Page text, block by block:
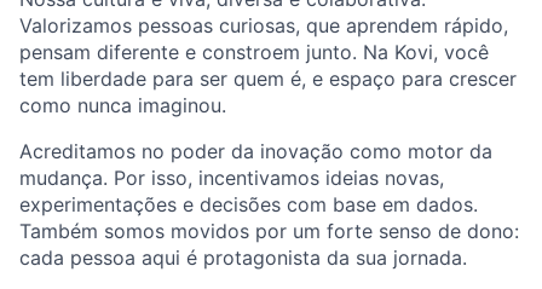
Valorizamos pessoas curiosas, que aprendem rápido,
pensam diferente e constroem junto. Na Kovi, você
tem liberdade para ser quem é, e espaço para crescer
como nunca imaginou.
Acreditamos no poder da inovação como motor da
mudança. Por isso, incentivamos ideias novas,
experimentações e decisões com base em dados.
Também somos movidos por um forte senso de dono:
cada pessoa aqui é protagonista da sua jornada.